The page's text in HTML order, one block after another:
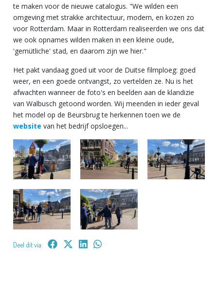
te maken voor de nieuwe catalogus. "We wilden een
omgeving met strakke architectuur, modern, en kozen zo
voor Rotterdam. Maar in Rotterdam realiseerden we ons dat
we ook opnames wilden maken in een kleine oude,
'gemütliche' stad, en daarom zijn we hier."
Het pakt vandaag goed uit voor de Duitse filmploeg: goed
weer, en een goede ontvangst, zo vertelden ze. Nu is het
afwachten wanneer de foto's en beelden aan de klandizie
van Walbusch getoond worden. Wij meenden in ieder geval
het model op de Beursbrug te herkennen toen we de
website van het bedrijf opsloegen...
Deel dit via: